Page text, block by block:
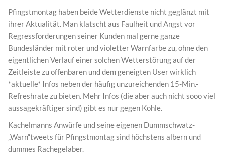
Pfingstmontag haben beide Wetterdienste nicht geglänzt mit
ihrer Aktualität. Man klatscht aus Faulheit und Angst vor
Regressforderungen seiner Kunden mal gerne ganze
Bundesländer mit roter und violetter Warnfarbe zu, ohne den
eigentlichen Verlauf einer solchen Wetterstörung auf der
Zeitleiste zu offenbaren und dem geneigten User wirklich
*aktuelle* Infos neben der häufig unzureichenden 15-Min.-
Refreshrate zu bieten. Mehr Infos (die aber auch nicht sooo viel
aussagekräftiger sind) gibt es nur gegen Kohle.
Kachelmanns Anwürfe und seine eigenen Dummschwatz-
„Warn“tweets für Pfingstmontag sind höchstens albern und
dummes Rachegelaber.